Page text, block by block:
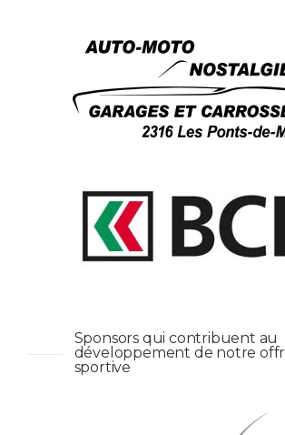
Sponsors qui contribuent au
développement de notre
sportive